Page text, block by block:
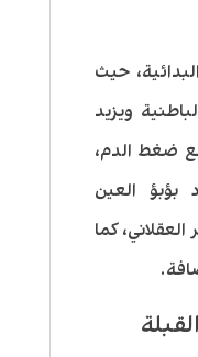
حيث
ويزيد
ضغط الدم،
بؤبؤ العين
كما